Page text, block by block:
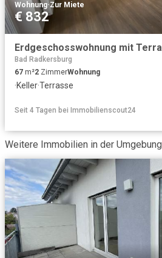
Wohnung·Zur Miete
€ 832
Bad Radkersburg
67 m²2 ZimmerWohnung
·Keller·Terrasse
Seit 4 Tagen bei Immobilienscout24
Weitere Immobilien in der Umgebung